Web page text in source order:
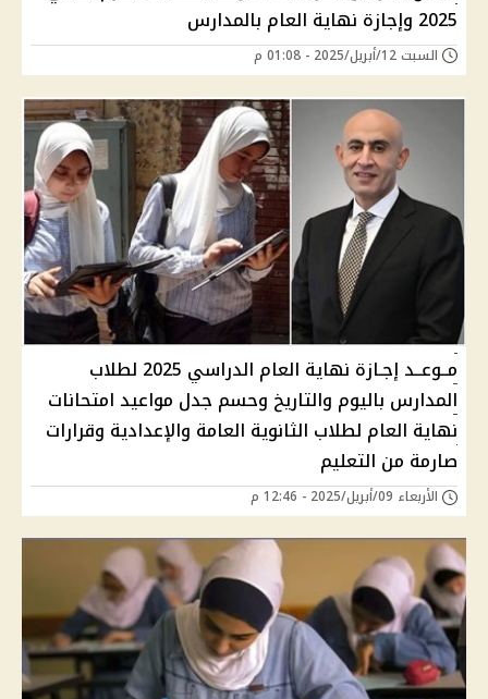
2025 وإجازة نهاية العام بالمدارس
السبت 12/أبريل/2025 - 01:08 م
مــوعــد إجـازة نهاية العام الدراسي 2025 لطلاب
المدارس باليوم والتاريخ وحسم جدل مواعيد امتحانات
نهاية العام لطلاب الثانوية العامة والإعدادية وقرارات
صارمة من التعليم
الأربعاء 09/أبريل/2025 - 12:46 م